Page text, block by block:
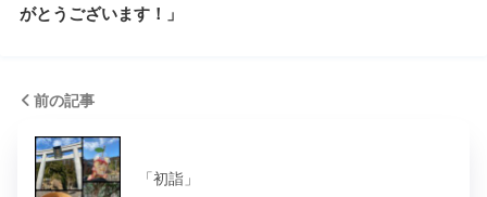
がとうございます！」
前の記事
「初詣」